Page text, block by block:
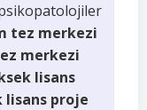
tez merkezi
merkezi
lisans
lisans proje